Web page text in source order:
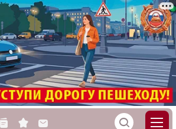
n s M S